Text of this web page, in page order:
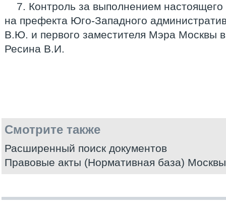
7. Контроль за выполнением
на префекта Юго-Западного
В.Ю. и первого заместителя Мэра Москвы
Ресина В.И.
Смотрите также
Расширенный поиск документов
Правовые акты (Нормативная база) Москвы